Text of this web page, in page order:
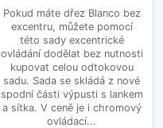
Pokud máte dřez Blanco bez
excentru, můžete pomocí
této sady excentrické
ovládání dodělat bez nutnosti
kupovat celou odtokovou
sadu. Sada se skládá z nové
spodní části výpusti s lankem
a sítka. V ceně je i chromový
ovládací...